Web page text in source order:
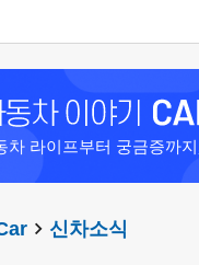
차 라이프부터 궁금증까
신차소식